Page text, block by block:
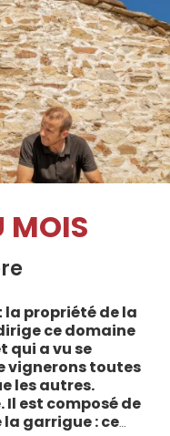
MOIS
la propriété de la
ce domaine
qui a vu se
vignerons toutes
les autres.
Il est composé de
garrigue : ce